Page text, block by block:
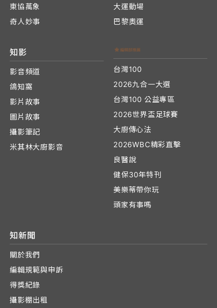
東協萬象
奇人妙事
大運動場
巴黎奧運
知影
影音頻道
鴿知窩
影片故事
圖片故事
攝影筆記
米其林大廚影音
台灣100
2026九合一大選
台灣100 公益專區
2026世界盃足球賽
大廚傳心法
2026WBC精彩直擊
良醫說
健保30年特刊
美樂蒂帶你玩
頭家有事嗎
知新聞
關於我們
編輯規範與申訴
得獎紀錄
攝影棚出租